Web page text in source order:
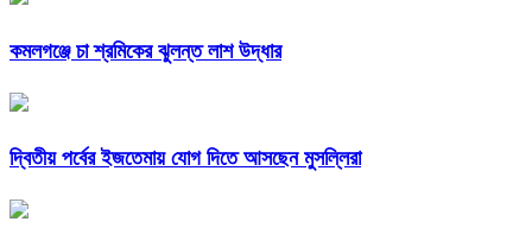
কমলগঞ্জে চা শ্রমিকের ঝুলন্ত লাশ উদ্ধার
দ্বিতীয় পর্বের ইজতেমায় যোগ দিতে আসছেন মুসল্লিরা